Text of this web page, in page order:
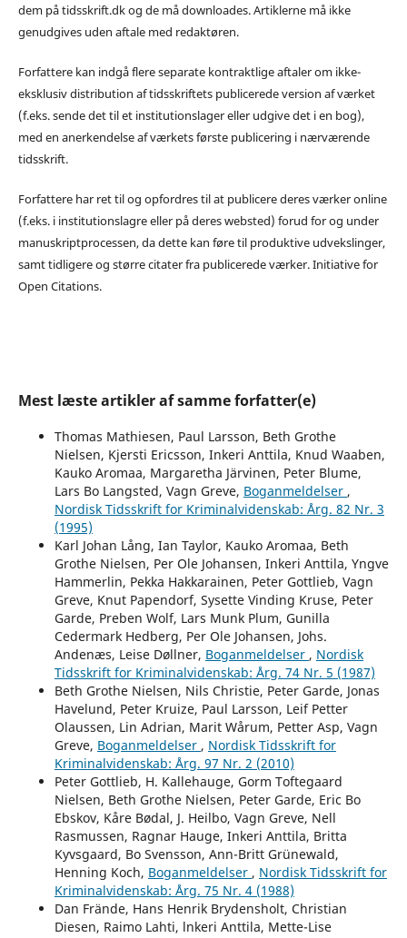
dem på tidsskrift.dk og de må downloades. Artiklerne må ikke
genudgives uden aftale med redaktøren.
Forfattere kan indgå flere separate kontraktlige aftaler om ikke-
eksklusiv distribution af tidsskriftets publicerede version af værket
(f.eks. sende det til et institutionslager eller udgive det i en bog),
med en anerkendelse af værkets første publicering i nærværende
tidsskrift.
Forfattere har ret til og opfordres til at publicere deres værker online
(f.eks. i institutionslagre eller på deres websted) forud for og under
manuskriptprocessen, da dette kan føre til produktive udvekslinger,
samt tidligere og større citater fra publicerede værker. Initiative for
Open Citations.
Mest læste artikler af samme forfatter(e)
Thomas Mathiesen, Paul Larsson, Beth Grothe
Nielsen, Kjersti Ericsson, Inkeri Anttila, Knud Waaben,
Kauko Aromaa, Margaretha Järvinen, Peter Blume,
Lars Bo Langsted, Vagn Greve, Boganmeldelser ,
Nordisk Tidsskrift for Kriminalvidenskab: Årg. 82 Nr. 3
(1995)
Karl Johan Lång, Ian Taylor, Kauko Aromaa, Beth
Grothe Nielsen, Per Ole Johansen, Inkeri Anttila, Yngve
Hammerlin, Pekka Hakkarainen, Peter Gottlieb, Vagn
Greve, Knut Papendorf, Sysette Vinding Kruse, Peter
Garde, Preben Wolf, Lars Munk Plum, Gunilla
Cedermark Hedberg, Per Ole Johansen, Johs.
Andenæs, Leise Døllner, Boganmeldelser , Nordisk
Tidsskrift for Kriminalvidenskab: Årg. 74 Nr. 5 (1987)
Beth Grothe Nielsen, Nils Christie, Peter Garde, Jonas
Havelund, Peter Kruize, Paul Larsson, Leif Petter
Olaussen, Lin Adrian, Marit Wårum, Petter Asp, Vagn
Greve, Boganmeldelser , Nordisk Tidsskrift for
Kriminalvidenskab: Årg. 97 Nr. 2 (2010)
Peter Gottlieb, H. Kallehauge, Gorm Toftegaard
Nielsen, Beth Grothe Nielsen, Peter Garde, Eric Bo
Ebskov, Kåre Bødal, J. Heilbo, Vagn Greve, Nell
Rasmussen, Ragnar Hauge, Inkeri Anttila, Britta
Kyvsgaard, Bo Svensson, Ann-Britt Grünewald,
Henning Koch, Boganmeldelser , Nordisk Tidsskrift for
Kriminalvidenskab: Årg. 75 Nr. 4 (1988)
Dan Frände, Hans Henrik Brydensholt, Christian
Diesen, Raimo Lahti, lnkeri Anttila, Mette-Lise